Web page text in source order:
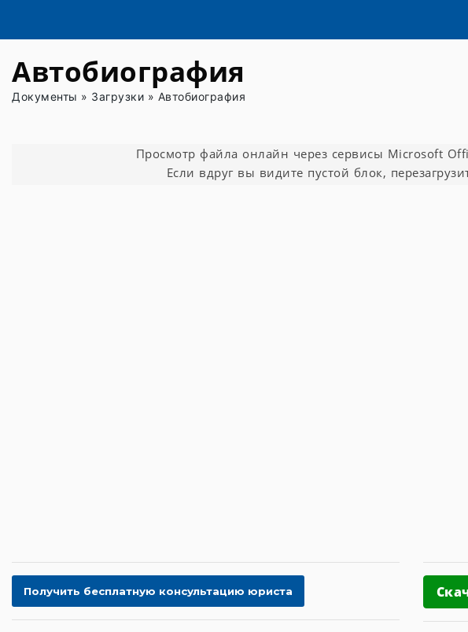
Автобиография
Документы » Загрузки » Автобиография
Просмотр файла онлайн через сервисы Microsoft
Если вдруг вы видите пустой блок,